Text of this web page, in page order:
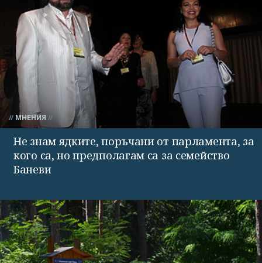
МНЕНИЯ
Не знам ядките, поръчани от парламента, за
кого са, но предполагам са за семейство
Баневи